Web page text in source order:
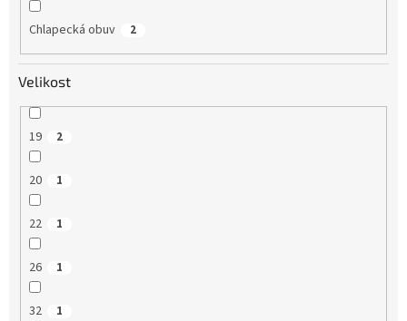
Chlapecká obuv 2
Velikost
19 2
20 1
22 1
26 1
32 1